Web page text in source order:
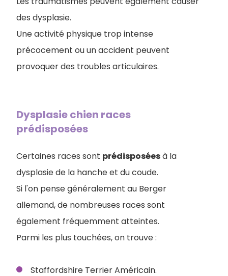
des dysplasie.
Une activité physique trop intense
précocement ou un accident peuvent
provoquer des troubles articulaires.
Dysplasie chien races
prédisposées
Certaines races sont prédisposéesà la
dysplasie de la hanche et du coude.
Si l'on pense généralement au Berger
allemand, de nombreuses races sont
également fréquemment atteintes.
Parmi les plus touchées, on trouve :
Staffordshire Terrier Américain.